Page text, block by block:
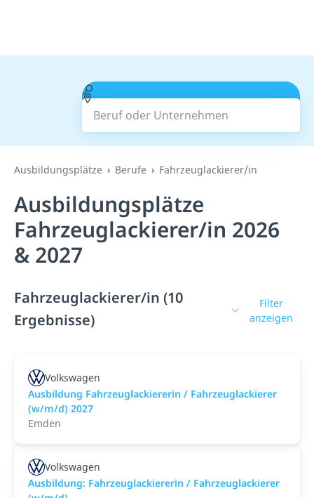
Beruf oder Unternehmen
Suchen
Ausbildungsplätze Berufe Fahrzeuglackierer/in
Ausbildungsplätze
Fahrzeuglackierer/in 2026
& 2027
Fahrzeuglackierer/in (10
Ergebnisse)
Filter
anzeigen
Volkswagen
Ausbildung Fahrzeuglackiererin / Fahrzeuglackierer
(w/m/d) 2027
Emden
Volkswagen
Ausbildung: Fahrzeuglackiererin / Fahrzeuglackierer